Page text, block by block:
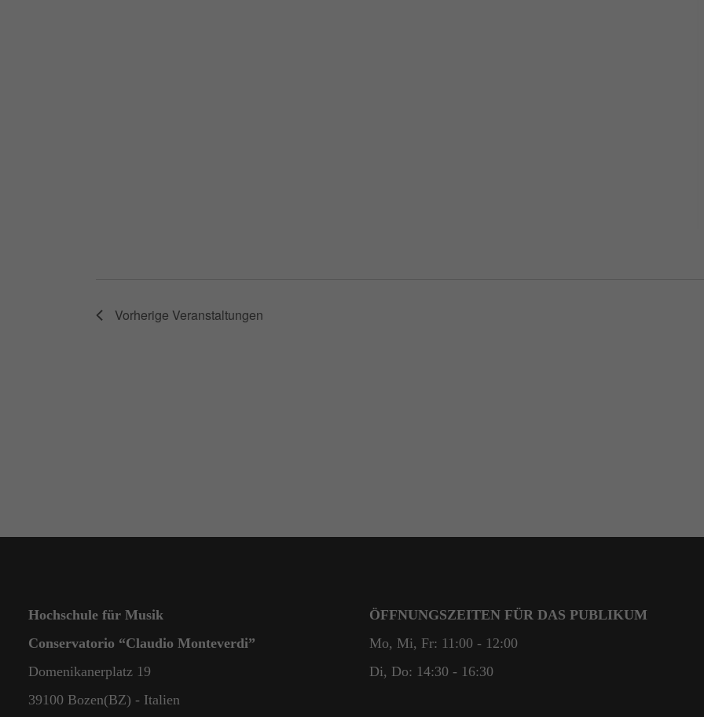
Vorherige Veranstaltungen
Hochschule für Musik
Conservatorio “Claudio Monteverdi”
Domenikanerplatz 19
39100 Bozen(BZ) - Italien
ÖFFNUNGSZEITEN FÜR DAS PUBLIKUM
Mo, Mi, Fr: 11:00 - 12:00
Di, Do: 14:30 - 16:30